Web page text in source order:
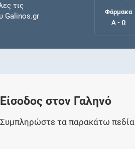
τις
Galinos.gr
και
Φάρμακα
Α - Ω
Είσοδος στον Γαληνό
Συμπληρώστε τα παρακάτω πεδία